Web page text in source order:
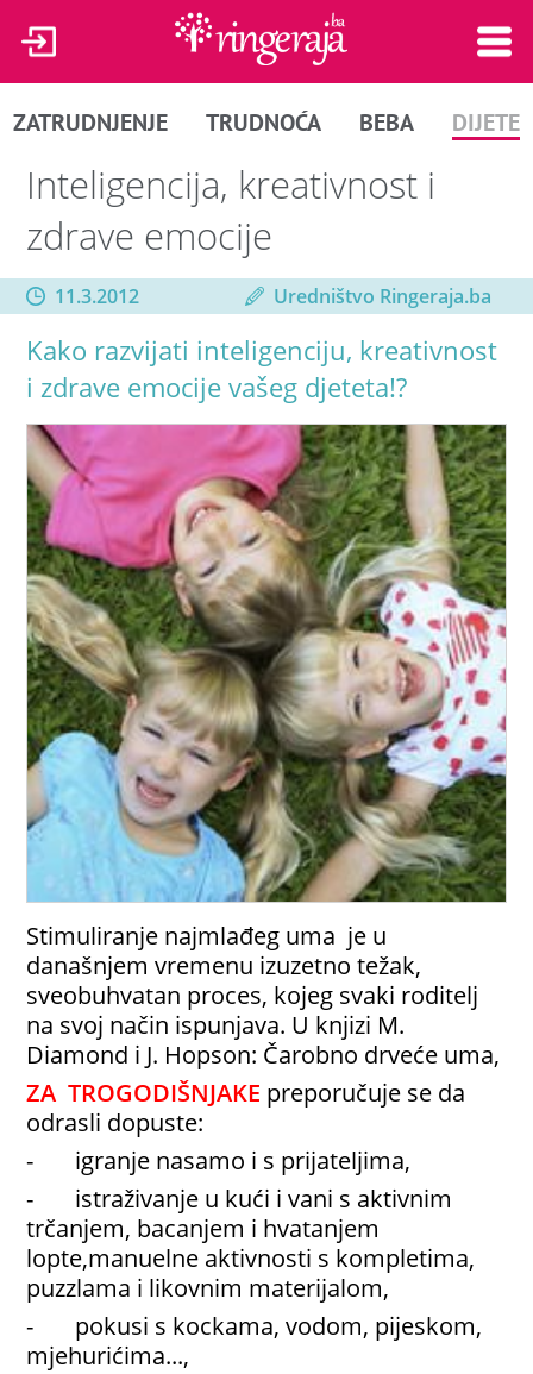
ZATRUDNJENJE TRUDNOĆA BEBA DIJETE
Inteligencija, kreativnost i
zdrave emocije
11.3.2012 Uredništvo Ringeraja.ba
Kako razvijati inteligenciju, kreativnost
i zdrave emocije vašeg djeteta!?
Stimuliranje najmlađeg uma je u
današnjem vremenu izuzetno težak,
sveobuhvatan proces, kojeg svaki roditelj
na svoj način ispunjava. U knjizi M.
Diamond i J. Hopson: Čarobno drveće uma,
ZA TROGODIŠNJAKE preporučuje se da
odrasli dopuste:
- igranje nasamo i s prijateljima,
- istraživanje u kući i vani s aktivnim
trčanjem, bacanjem i hvatanjem
lopte,manuelne aktivnosti s kompletima,
puzzlama i likovnim materijalom,
- pokusi s kockama, vodom, pijeskom,
mjehurićima...,